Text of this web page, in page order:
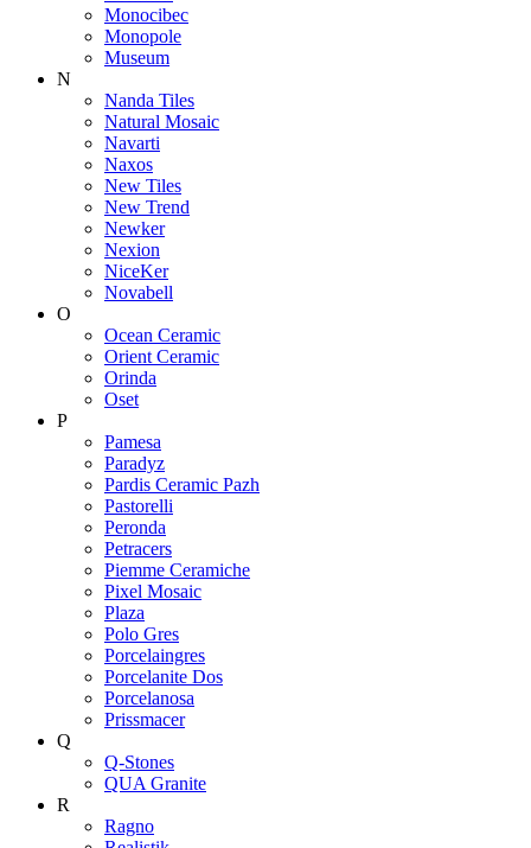
Monocibec
Monopole
Museum
N
Nanda Tiles
Natural Mosaic
Navarti
Naxos
New Tiles
New Trend
Newker
Nexion
NiceKer
Novabell
O
Ocean Ceramic
Orient Ceramic
Orinda
Oset
P
Pamesa
Paradyz
Pardis Ceramic Pazh
Pastorelli
Peronda
Petracers
Piemme Ceramiche
Pixel Mosaic
Plaza
Polo Gres
Porcelaingres
Porcelanite Dos
Porcelanosa
Prissmacer
Q
Q-Stones
QUA Granite
R
Ragno